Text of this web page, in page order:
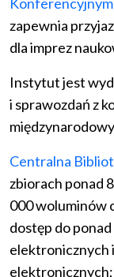
Konferencyjnym
zapewnia
dla imprez
Instytut jest
i sprawozdań z
Centralna
zbiorach ponad
000 woluminów
dostęp do
elektronicznych